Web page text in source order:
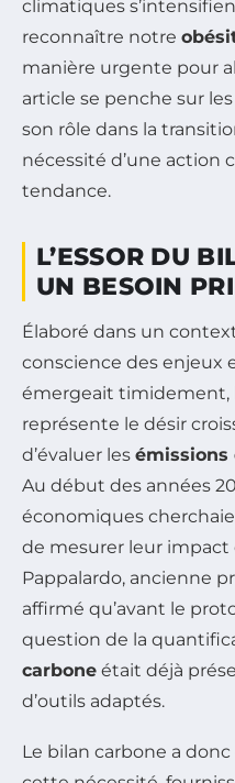
climatiques
reconnaître notre
manière urgente pour
article se penche sur
son rôle dans la
nécessité d’une action
tendance.
L’ESSOR DU
UN BESOIN
Élaboré dans un
conscience des enjeux
émergeait timidement,
représente le désir
d’évaluer les émissions
Au début des années
économiques
de mesurer leur
Pappalardo, ancienne
affirmé qu’avant le
question de la
carbone était déjà
d’outils adaptés.
Le bilan carbone a